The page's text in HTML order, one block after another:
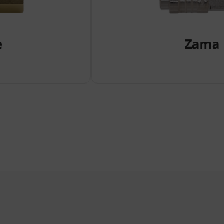
Zama